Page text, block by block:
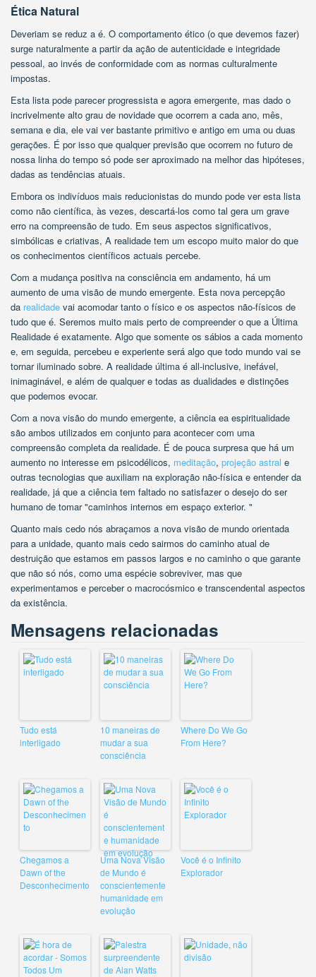
Ética Natural
Deveriam se reduz a é. O comportamento ético (o que devemos fazer)
surge naturalmente a partir da ação de autenticidade e integridade
pessoal, ao invés de conformidade com as normas culturalmente
impostas.
Esta lista pode parecer progressista e agora emergente, mas dado o
incrivelmente alto grau de novidade que ocorrem a cada ano, mês,
semana e dia, ele vai ver bastante primitivo e antigo em uma ou duas
gerações. É por isso que qualquer previsão que ocorrem no futuro de
nossa linha do tempo só pode ser aproximado na melhor das hipóteses,
dadas as tendências atuais.
Embora os indivíduos mais reducionistas do mundo pode ver esta lista
como não científica, às vezes, descartá-los como tal gera um grave
erro na compreensão de tudo. Em seus aspectos significativos,
simbólicas e criativas, A realidade tem um escopo muito maior do que
os conhecimentos científicos actuais percebe.
Com a mudança positiva na consciência em andamento, há um
aumento de uma visão de mundo emergente. Esta nova percepção
da realidadevai acomodar tanto o físico e os aspectos não-físicos de
tudo que é. Seremos muito mais perto de compreender o que a Última
Realidade é exatamente. Algo que somente os sábios a cada momento
e, em seguida, percebeu e experiente será algo que todo mundo vai se
tornar iluminado sobre. A realidade última é all-inclusive, inefável,
inimaginável, e além de qualquer e todas as dualidades e distinções
que podemos evocar.
Com a nova visão do mundo emergente, a ciência ea espiritualidade
são ambos utilizados em conjunto para acontecer com uma
compreensão completa da realidade. É de pouca surpresa que há um
aumento no interesse em psicodélicos, meditação, projeção astral e
outras tecnologias que auxiliam na exploração não-física e entender da
realidade, já que a ciência tem faltado no satisfazer o desejo do ser
humano de tomar "caminhos internos em espaço exterior. "
Quanto mais cedo nós abraçamos a nova visão de mundo orientada
para a unidade, quanto mais cedo sairmos do caminho atual de
destruição que estamos em passos largos e no caminho o que garante
que não só nós, como uma espécie sobreviver, mas que
experimentamos e perceber o macrocósmico e transcendental aspectos
da existência.
Mensagens relacionadas
Tudo está
interligado
10 maneiras de
mudar a sua
consciência
Where Do We Go
From Here?
Chegamos a
Dawn of the
Desconhecimento
Uma Nova Visão
de Mundo é
conscientemente
humanidade em
evolução
Você é o Infinito
Explorador